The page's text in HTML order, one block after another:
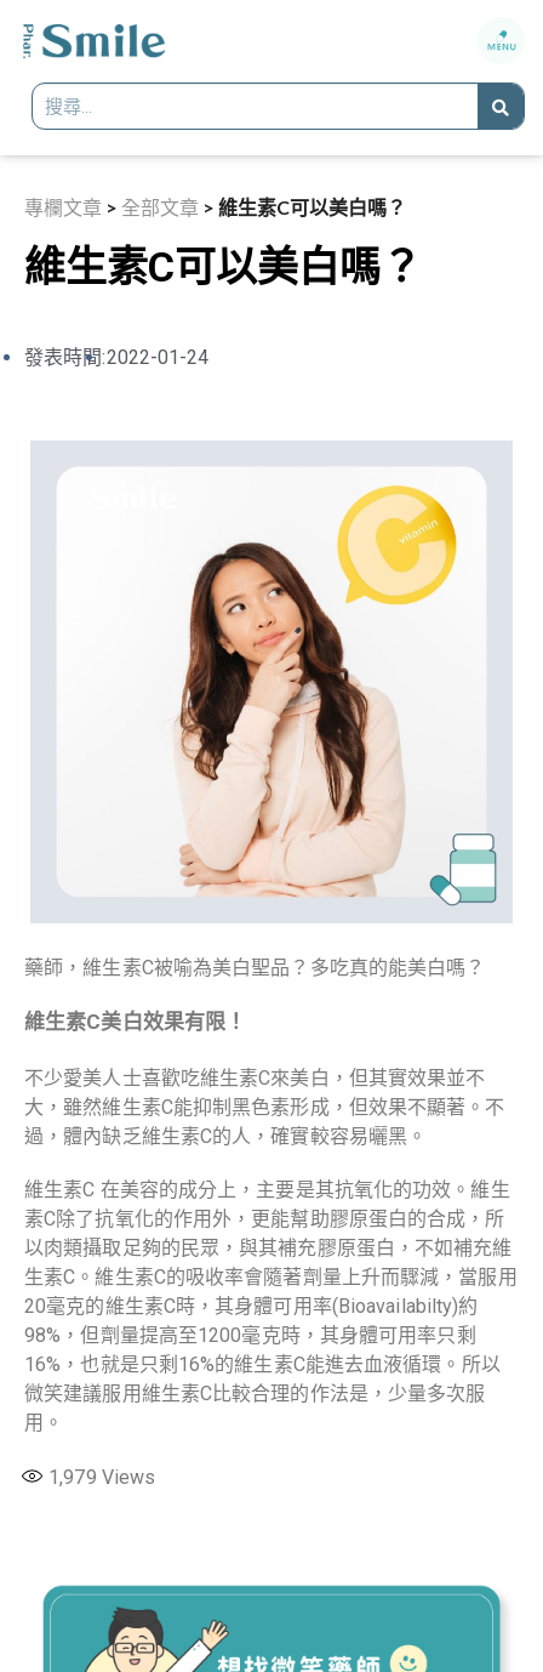
專欄文章 > 全部文章 > 維生素C可以美白嗎？
維生素C可以美白嗎？
發表時間:2022-01-24
藥師，維生素C被喻為美白聖品？多吃真的能美白嗎？
維生素C美白效果有限！
不少愛美人士喜歡吃維生素C來美白，但其實效果並不
大，雖然維生素C能抑制黑色素形成，但效果不顯著。不
過，體內缺乏維生素C的人，確實較容易曬黑。
維生素C 在美容的成分上，主要是其抗氧化的功效。維生
素C除了抗氧化的作用外，更能幫助膠原蛋白的合成，所
以肉類攝取足夠的民眾，與其補充膠原蛋白，不如補充維
生素C。維生素C的吸收率會隨著劑量上升而驟減，當服用
20毫克的維生素C時，其身體可用率(Bioavailabilty)約
98%，但劑量提高至1200毫克時，其身體可用率只剩
16%，也就是只剩16%的維生素C能進去血液循環。所以
微笑建議服用維生素C比較合理的作法是，少量多次服
用。
1,979 Views